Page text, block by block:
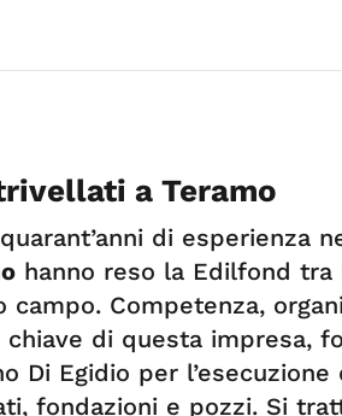
a Teramo
di esperienza
hanno reso la Edilfond
campo. Competenza,
chiave di questa impresa,
Di Egidio per
fondazioni e pozzi. Si